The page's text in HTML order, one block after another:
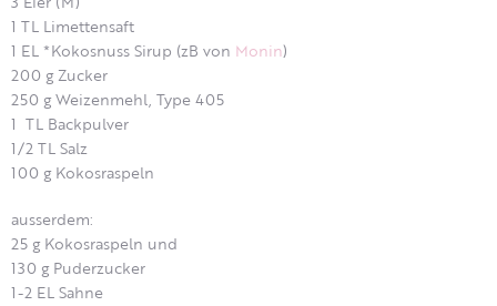
1 TL Limettensaft
1 EL *Kokosnuss Sirup (zB von Monin)
200 g Zucker
250 g Weizenmehl, Type 405
1 TL Backpulver
1/2 TL Salz
100 g Kokosraspeln
ausserdem:
25 g Kokosraspeln und
130 g Puderzucker
1-2 EL Sahne